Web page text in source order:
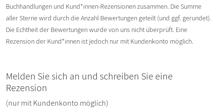
Buchhandlungen und Kund*innen-Rezensionen zusammen. Die Summe
aller Sterne wird durch die Anzahl Bewertungen geteilt (und ggf. gerundet).
Die Echtheit der Bewertungen wurde von uns nicht überprüft. Eine
Rezension der Kund*innen ist jedoch nur mit Kundenkonto möglich.
Melden Sie sich an und schreiben Sie eine
Rezension
(nur mit Kundenkonto möglich)